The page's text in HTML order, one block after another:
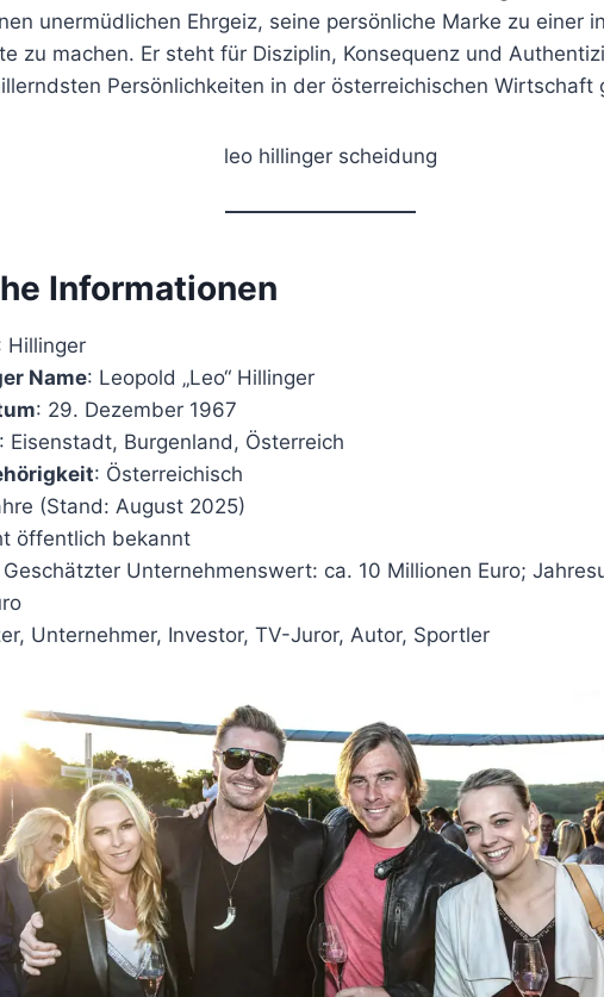
unermüdlichen Ehrgeiz, seine persönliche Marke zu einer
zu machen. Er steht für Disziplin, Konsequenz und
Persönlichkeiten in der österreichischen Wirtschaft
Informationen
Hillinger
Name: Leopold „Leo“ Hillinger
: 29. Dezember 1967
: Eisenstadt, Burgenland, Österreich
: Österreichisch
(Stand: August 2025)
öffentlich bekannt
Geschätzter Unternehmenswert: ca. 10 Millionen Euro;
Unternehmer, Investor, TV-Juror, Autor, Sportler